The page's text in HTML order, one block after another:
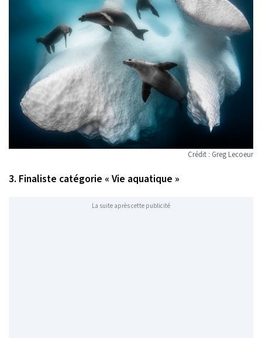
Crédit : Greg Lecoeur
3. Finaliste catégorie « Vie aquatique »
La suite après cette publicité